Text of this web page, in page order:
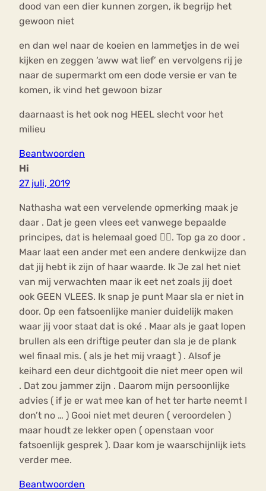
dood van een dier kunnen zorgen, ik begrijp het
gewoon niet
en dan wel naar de koeien en lammetjes in de wei
kijken en zeggen ‘aww wat lief’ en vervolgens rij je
naar de supermarkt om een dode versie er van te
komen, ik vind het gewoon bizar
daarnaast is het ook nog HEEL slecht voor het
milieu
Beantwoorden
Hi
27 juli, 2019
Nathasha wat een vervelende opmerking maak je
daar . Dat je geen vlees eet vanwege bepaalde
principes, dat is helemaal goed 👍🏻. Top ga zo door .
Maar laat een ander met een andere denkwijze dan
dat jij hebt ik zijn of haar waarde. Ik Je zal het niet
van mij verwachten maar ik eet net zoals jij doet
ook GEEN VLEES. Ik snap je punt Maar sla er niet in
door. Op een fatsoenlijke manier duidelijk maken
waar jij voor staat dat is oké . Maar als je gaat lopen
brullen als een driftige peuter dan sla je de plank
wel finaal mis. ( als je het mij vraagt ) . Alsof je
keihard een deur dichtgooit die niet meer open wil
. Dat zou jammer zijn . Daarom mijn persoonlijke
advies ( if je er wat mee kan of het ter harte neemt I
don’t no … ) Gooi niet met deuren ( veroordelen )
maar houdt ze lekker open ( openstaan voor
fatsoenlijk gesprek ). Daar kom je waarschijnlijk iets
verder mee.
Beantwoorden